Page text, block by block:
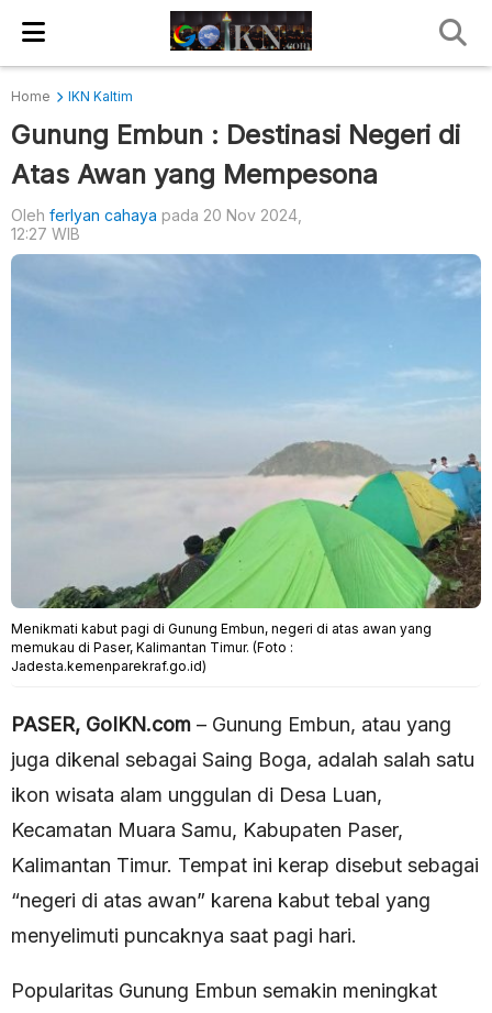
Home IKN Kaltim
Gunung Embun : Destinasi Negeri di
Atas Awan yang Mempesona
Oleh ferlyan cahaya pada 20 Nov 2024,
12:27 WIB
Menikmati kabut pagi di Gunung Embun, negeri di atas awan yang
memukau di Paser, Kalimantan Timur. (Foto :
Jadesta.kemenparekraf.go.id)
PASER, GoIKN.com – Gunung Embun, atau yang
juga dikenal sebagai Saing Boga, adalah salah satu
ikon wisata alam unggulan di Desa Luan,
Kecamatan Muara Samu, Kabupaten Paser,
Kalimantan Timur. Tempat ini kerap disebut sebagai
“negeri di atas awan” karena kabut tebal yang
menyelimuti puncaknya saat pagi hari.
Popularitas Gunung Embun semakin meningkat